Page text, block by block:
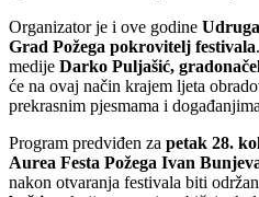
Organizator je i ove godine
Grad Požega pokrovitelj festivala
medije Darko Puljašić,
će na ovaj način krajem ljeta
prekrasnim pjesmama i
Program predviđen za petak 28.
Aurea Festa Požega Ivan
nakon otvaranja festivala biti održan